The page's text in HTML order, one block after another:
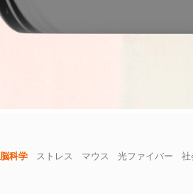
脳科学 ストレス マウス 光ファイバー 社